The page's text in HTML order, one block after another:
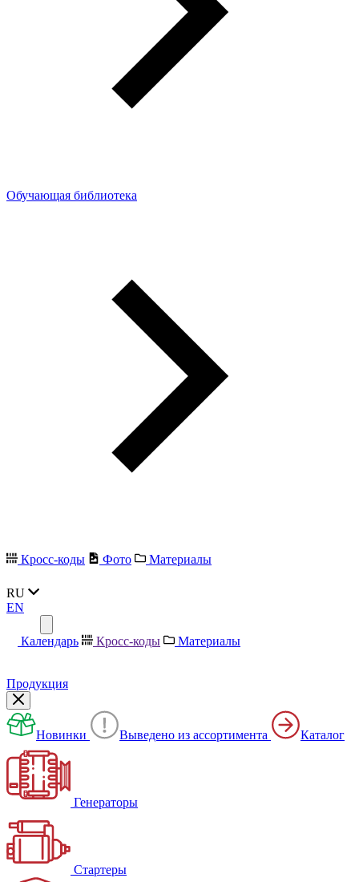
Обучающая библиотека
Кросс-коды Фото Материалы
RU
EN
Календарь Кросс-коды Материалы
Продукция
Новинки Выведено из ассортимента Каталог
Генераторы
Стартеры